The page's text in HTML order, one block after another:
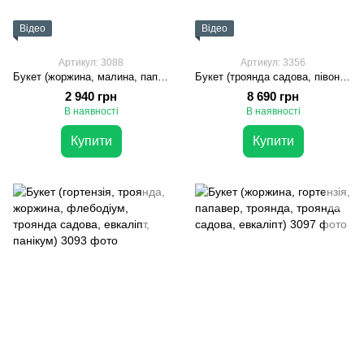
Відео
Артикул: 3088
Букет (жоржина, малина, папавер, леукодендрон, монстера)
2 940 грн
В наявності
Купити
Відео
Артикул: 3356
Букет (троянда садова, півонії, еустома, антирінум, евкаліпт,троянда , антуріум)
8 690 грн
В наявності
Купити